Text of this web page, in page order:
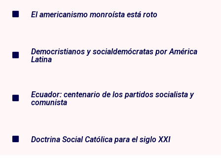
El americanismo monroísta está roto
Democristianos y socialdemócratas por América
Latina
Ecuador: centenario de los partidos socialista y
comunista
Doctrina Social Católica para el siglo XXI